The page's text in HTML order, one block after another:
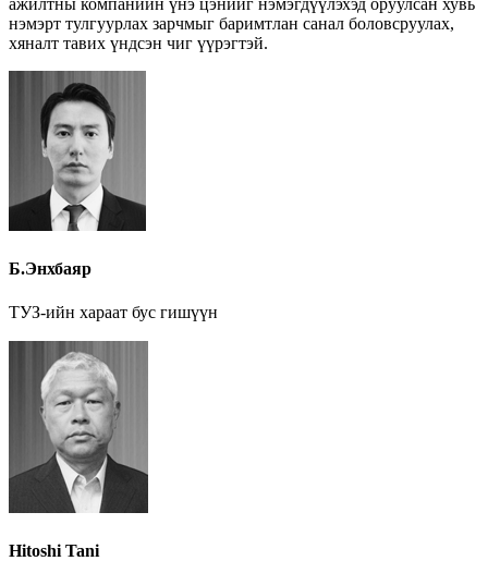
ажилтны компанийн үнэ цэнийг нэмэгдүүлэхэд оруулсан хувь
нэмэрт тулгуурлах зарчмыг баримтлан санал боловсруулах,
хяналт тавих үндсэн чиг үүрэгтэй.
Б.Энхбаяр
ТУЗ-ийн хараат бус гишүүн
Hitoshi Tani